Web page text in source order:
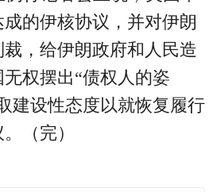
的伊核协议，并对伊朗
，给伊朗政府和人民造
权摆出“债权人的姿
建设性态度以就恢复履行
（完）